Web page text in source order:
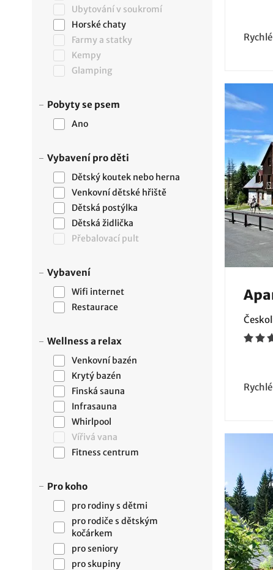
Ubytování v soukromí
Horské chaty
Farmy a statky
Kempy
Glamping
Pobyty se psem
Ano
Vybavení pro děti
Dětský koutek nebo herna
Venkovní dětské hřiště
Dětská postýlka
Dětská židlička
Přebalovací pult
Vybavení
Wifi internet
Restaurace
Wellness a relax
Venkovní bazén
Krytý bazén
Finská sauna
Infrasauna
Whirlpool
Vířivá vana
Fitness centrum
Pro koho
pro rodiny s dětmi
pro rodiče s dětským
kočárkem
pro seniory
pro skupiny
Rychlé
Rychlé